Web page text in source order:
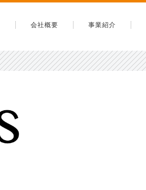
会社概要
沿革
事業紹介